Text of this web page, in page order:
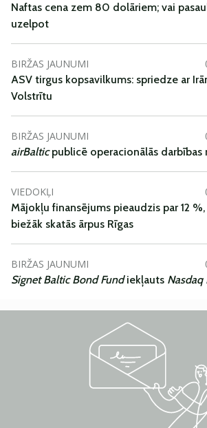
Naftas cena zem 80 dolāriem; vai
uzelpot
BIRŽAS JAUNUMI
ASV tirgus kopsavilkums: spriedze ar
Volstrītu
BIRŽAS JAUNUMI
airBalticpublicē operacionālās darbības
VIEDOKĻI
Mājokļu finansējums pieaudzis par 12
biežāk skatās ārpus Rīgas
BIRŽAS JAUNUMI
Signet Baltic Bond Fundiekļauts Nasdaq